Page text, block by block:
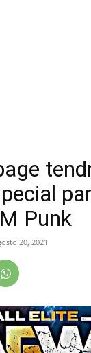
Punk
20, 2021